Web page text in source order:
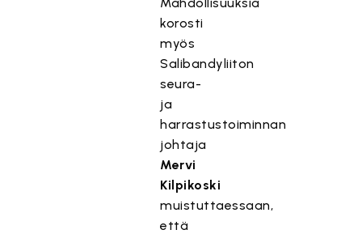
korosti
myös
Salibandyliiton
seura-
ja
harrastustoiminnan
johtaja
Mervi
Kilpikoski
muistuttaessaan,
että